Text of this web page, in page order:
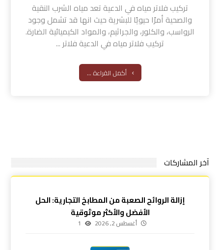
تركيب فلاتر مياه في الدعية تعد مياه الشرب النقية
والصحية أمرًا حيويًا للبشرية حيث انها قد تشمل وجود
الرواسب، والكلور، والجراثيم، والمواد الكيميائية الضارة.
تركيب فلاتر مياه في الدعية فلاتر ...
أكمل القراءة ...
آخر المشاركات
إزالة الروائح الصعبة من المطابخ التجارية: الحل
الأفضل والأكثر موثوقية
أغسطس 2, 2026 1